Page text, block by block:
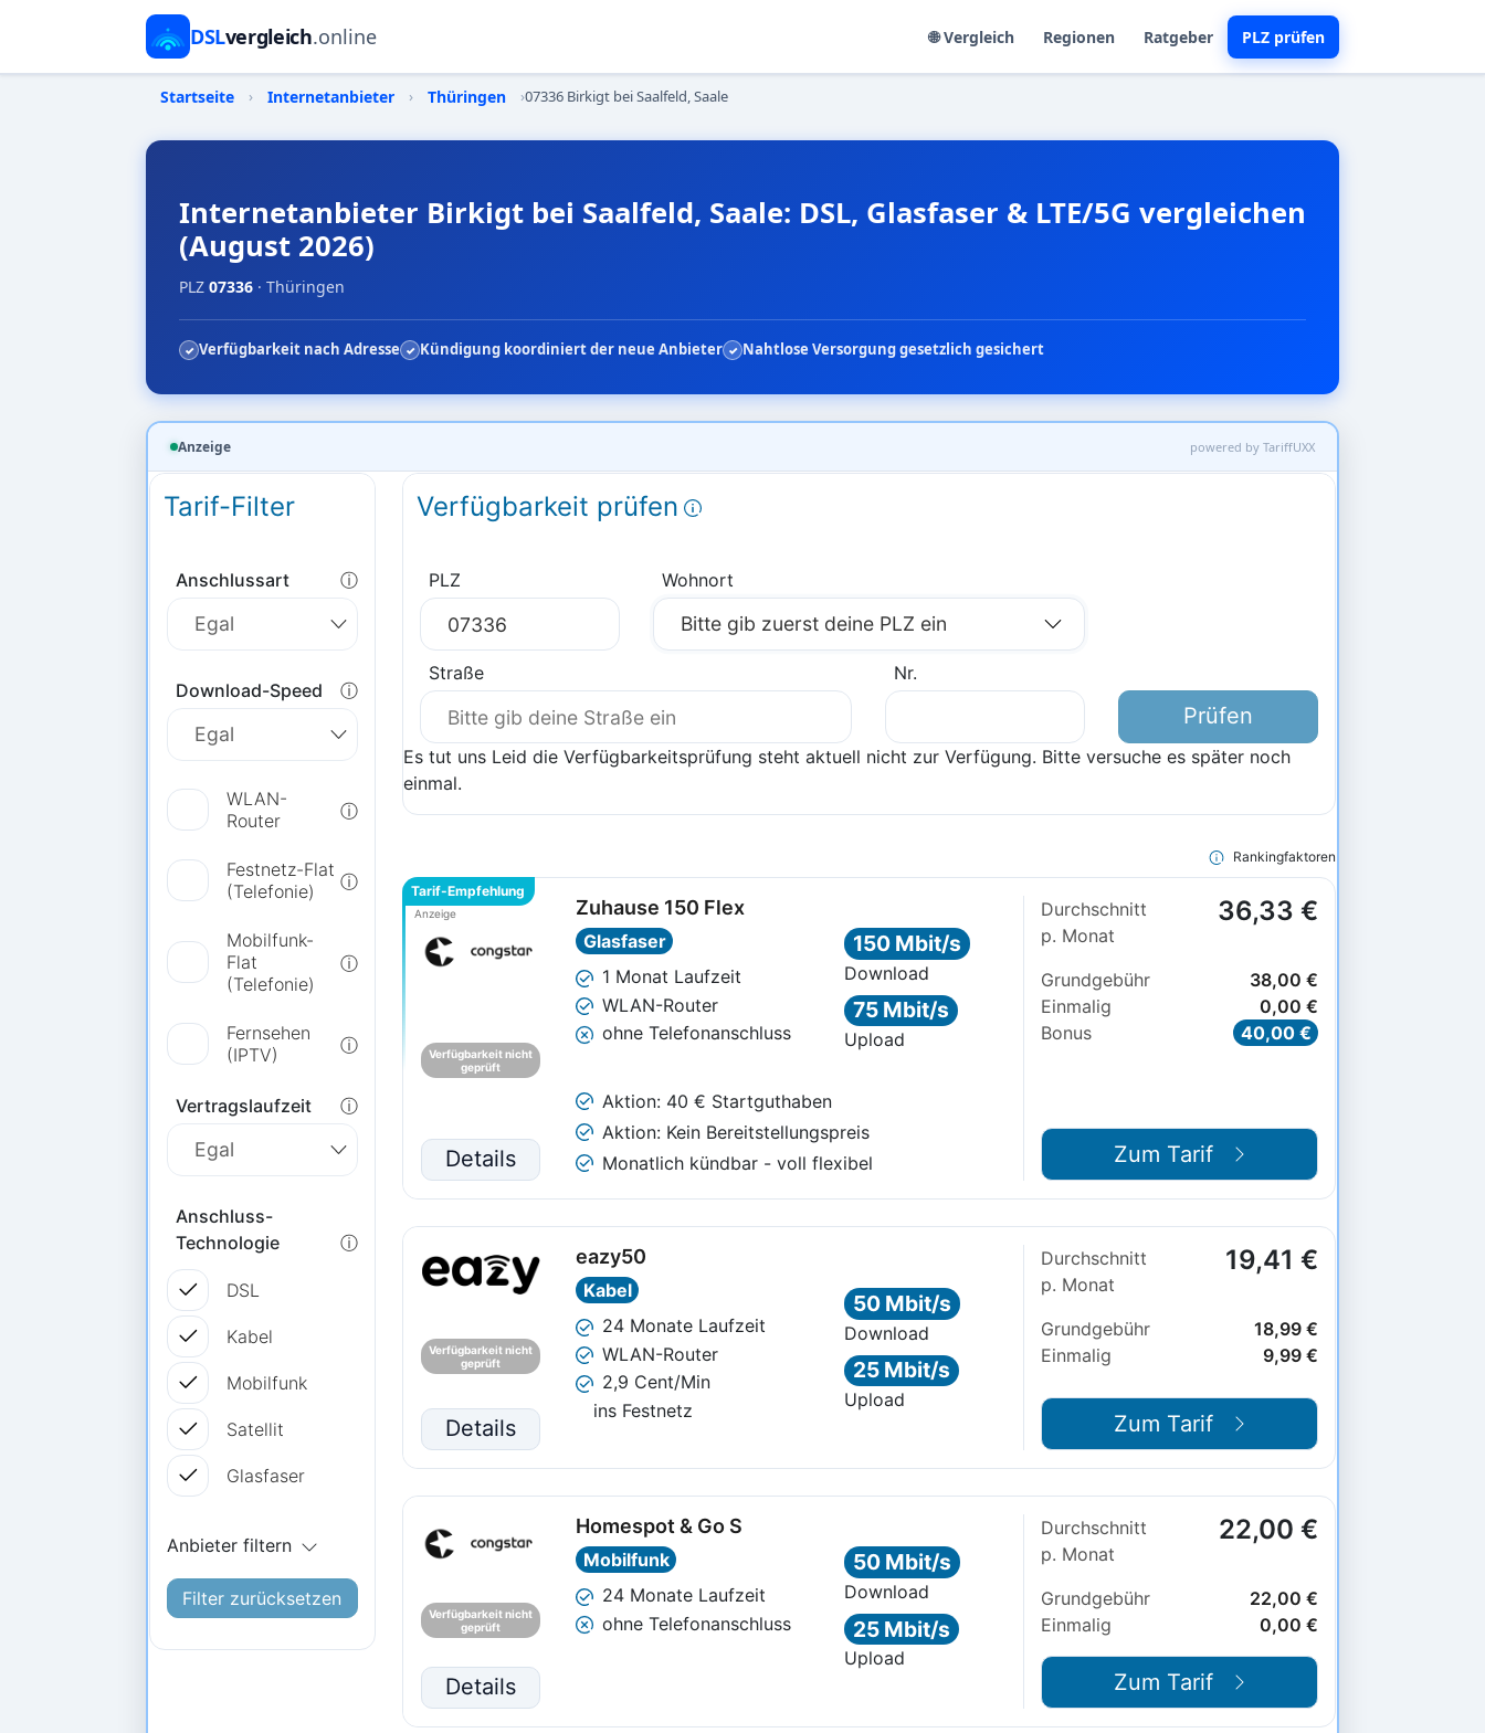
DSLvergleich.online 🌐 Vergleich Regionen Ratgeber PLZ prüfen
Startseite › Internetanbieter › Thüringen ›07336 Birkigt bei Saalfeld, Saale
Internetanbieter Birkigt bei Saalfeld, Saale: DSL, Glasfaser & LTE/5G vergleichen
(August 2026)
PLZ 07336 · Thüringen
Verfügbarkeit nach Adresse Kündigung koordiniert der neue Anbieter Nahtlose Versorgung gesetzlich gesichert
Anzeige powered by TariffUXX